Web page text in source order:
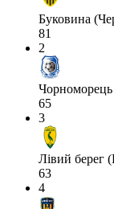
Буковина
81
2
65
3
Лівий берег
63
4